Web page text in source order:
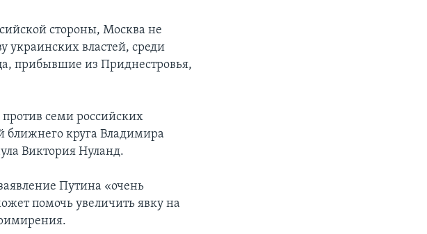
стороны, Москва не
украинских властей, среди
прибывшие из Приднестровья,
семи российских
ближнего круга Владимира
Виктория Нуланд.
Путина «очень
помочь увеличить явку на